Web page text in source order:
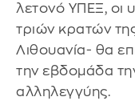
λετονό ΥΠΕΞ, οι
τριών κρατών
Λιθουανία- θα
την εβδομάδα
αλληλεγγύης.